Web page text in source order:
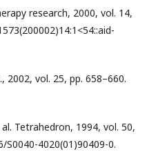
research, 2000, vol. 14,
2002, vol. 25, pp. 658–660.
Tetrahedron, 1994, vol. 50,
S0040-4020(01)90409-0.